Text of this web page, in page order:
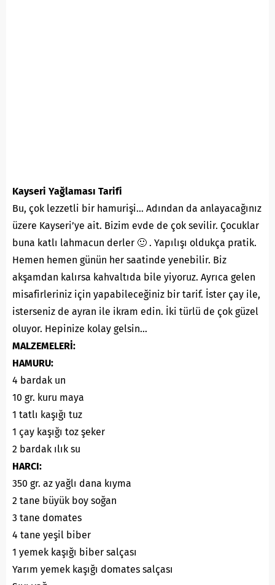
Kayseri Yağlaması Tarifi
Bu, çok lezzetli bir hamurişi… Adından da anlayacağınız
üzere Kayseri’ye ait. Bizim evde de çok sevilir. Çocuklar
buna katlı lahmacun derler 🙂 . Yapılışı oldukça pratik.
Hemen hemen günün her saatinde yenebilir. Biz
akşamdan kalırsa kahvaltıda bile yiyoruz. Ayrıca gelen
misafirleriniz için yapabileceğiniz bir tarif. İster çay ile,
isterseniz de ayran ile ikram edin. İki türlü de çok güzel
oluyor. Hepinize kolay gelsin…
MALZEMELERİ:
HAMURU:
4 bardak un
10 gr. kuru maya
1 tatlı kaşığı tuz
1 çay kaşığı toz şeker
2 bardak ılık su
HARCI:
350 gr. az yağlı dana kıyma
2 tane büyük boy soğan
3 tane domates
4 tane yeşil biber
1 yemek kaşığı biber salçası
Yarım yemek kaşığı domates salçası